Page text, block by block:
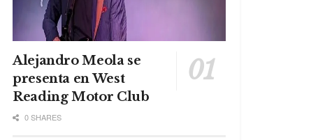
Alejandro Meola se
presenta en West
Reading Motor Club
0 SHARES